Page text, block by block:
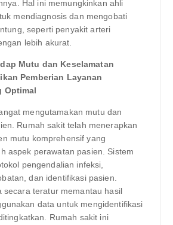
Hal ini memungkinkan ahli
mendiagnosis dan mengobati
seperti penyakit arteri
lebih akurat.
Mutu dan Keselamatan
Pemberian Layanan
Optimal
mengutamakan mutu dan
Rumah sakit telah menerapkan
mutu komprehensif yang
aspek perawatan pasien. Sistem
pengendalian infeksi,
dan identifikasi pasien.
secara teratur memantau hasil
data untuk mengidentifikasi
Rumah sakit ini